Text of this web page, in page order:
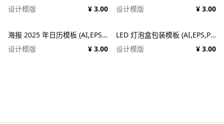
设计模版
¥ 3.00
设计模版
¥ 3.00
海报 2025 年日历模板 (AI,EPS,PDF,PSD)
设计模版
¥ 3.00
LED 灯泡盒包装模板 (AI,EPS,PDF)
设计模版
¥ 3.00